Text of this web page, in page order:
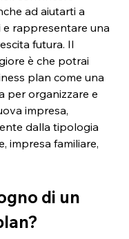
ad aiutarti a
e rappresentare una
futura. Il
è che potrai
plan come una
per organizzare e
impresa,
dalla tipologia
impresa familiare,
di un